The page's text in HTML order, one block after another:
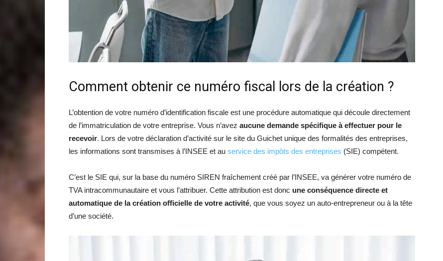
Comment obtenir ce numéro fiscal lors de la création ?
L’obtention de votre numéro d’identification fiscale est une procédure automatique qui découle directement
de l’immatriculation de votre entreprise. Vous n’avez aucune demande spécifique à effectuer pour le
recevoir. Lors de votre déclaration d’activité sur le site du Guichet unique des formalités des entreprises,
les informations sont transmises à l’INSEE et au service des impôts des entreprises (SIE) compétent.
C’est le SIE qui, sur la base du numéro SIREN fraîchement créé par l’INSEE, va générer votre numéro de
TVA intracommunautaire et vous l’attribuer. Cette attribution est donc une conséquence directe et
automatique de la création officielle de votre activité, que vous soyez un auto-entrepreneur ou à la tête
d’une société.